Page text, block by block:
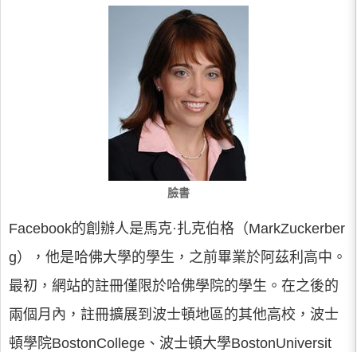
臉書
Facebook的創辦人是馬克·扎克伯格（MarkZuckerber
g），他是哈佛大學的學生，之前畢業於阿茲利高中。
最初，網站的註冊僅限於哈佛學院的學生。在之後的
兩個月內，註冊擴展到波士頓地區的其他高校，波士
頓學院BostonCollege、波士頓大學BostonUniversit